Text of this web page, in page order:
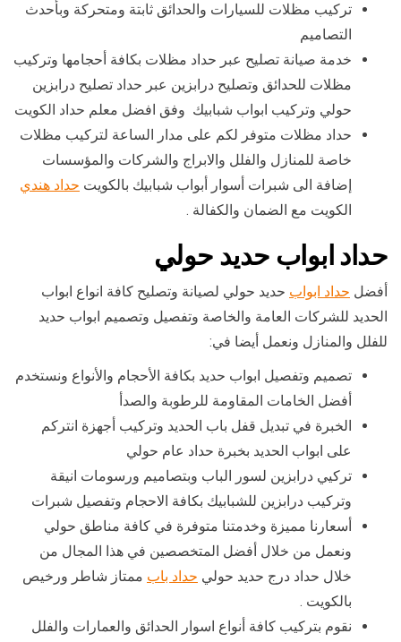
تركيب مظلات للسيارات والحدائق ثابتة ومتحركة وبأحدث
التصاميم
خدمة صيانة تصليح عبر حداد مظلات بكافة أحجامها وتركيب
مظلات للحدائق وتصليح درابزين عبر حداد تصليح درابزين
حولي وتركيب ابواب شبابيك وفق افضل معلم حداد الكويت
حداد مظلات متوفر لكم على مدار الساعة لتركيب مظلات
خاصة للمنازل والفلل والابراج والشركات والمؤسسات
إضافة الى شبرات أسوار أبواب شبابيك بالكويت حداد هندي
الكويت مع الضمان والكفالة .
حداد ابواب حديد حولي
أفضل حداد ابواب حديد حولي لصيانة وتصليح كافة انواع ابواب
الحديد للشركات العامة والخاصة وتفصيل وتصميم ابواب حديد
للفلل والمنازل ونعمل أيضا في:
تصميم وتفصيل ابواب حديد بكافة الأحجام والأنواع ونستخدم
أفضل الخامات المقاومة للرطوبة والصدأ
الخبرة في تبديل قفل باب الحديد وتركيب أجهزة انتركم
على ابواب الحديد بخبرة حداد عام حولي
تركيي درابزين لسور الباب وبتصاميم ورسومات انيقة
وتركيب درابزين للشبابيك بكافة الاحجام وتفصيل شبرات
أسعارنا مميزة وخدمتنا متوفرة في كافة مناطق حولي
ونعمل من خلال أفضل المتخصصين في هذا المجال من
خلال حداد درج حديد حولي حداد باب ممتاز شاطر ورخيص
بالكويت .
نقوم بتركيب كافة أنواع اسوار الحدائق والعمارات والفلل